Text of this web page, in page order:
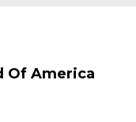
Of America